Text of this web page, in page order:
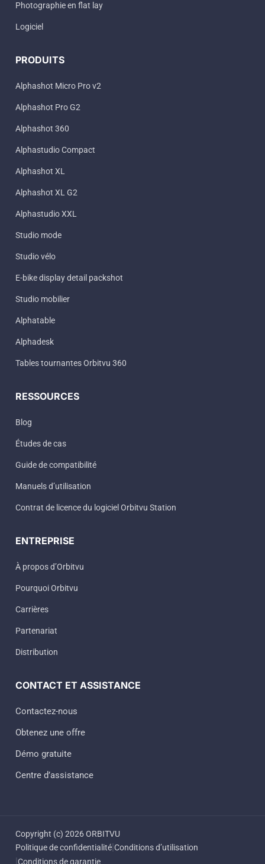
Photographie en flat lay
Logiciel
PRODUITS
Alphashot Micro Pro v2
Alphashot Pro G2
Alphashot 360
Alphastudio Compact
Alphashot XL
Alphashot XL G2
Alphastudio XXL
Studio mode
Studio vélo
E-bike display detail packshot
Studio mobilier
Alphatable
Alphadesk
Tables tournantes Orbitvu 360
RESSOURCES
Blog
Études de cas
Guide de compatibilité
Manuels d’utilisation
Contrat de licence du logiciel Orbitvu Station
ENTREPRISE
À propos d’Orbitvu
Pourquoi Orbitvu
Carrières
Partenariat
Distribution
CONTACT ET ASSISTANCE
Contactez-nous
Obtenez une offre
Démo gratuite
Centre d’assistance
Copyright (c) 2026 ORBITVU
Politique de confidentialité Conditions d’utilisation
Conditions de garantie